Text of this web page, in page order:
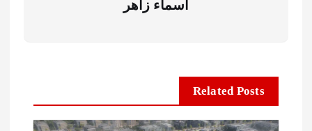
اسماء زاهر
Related Posts